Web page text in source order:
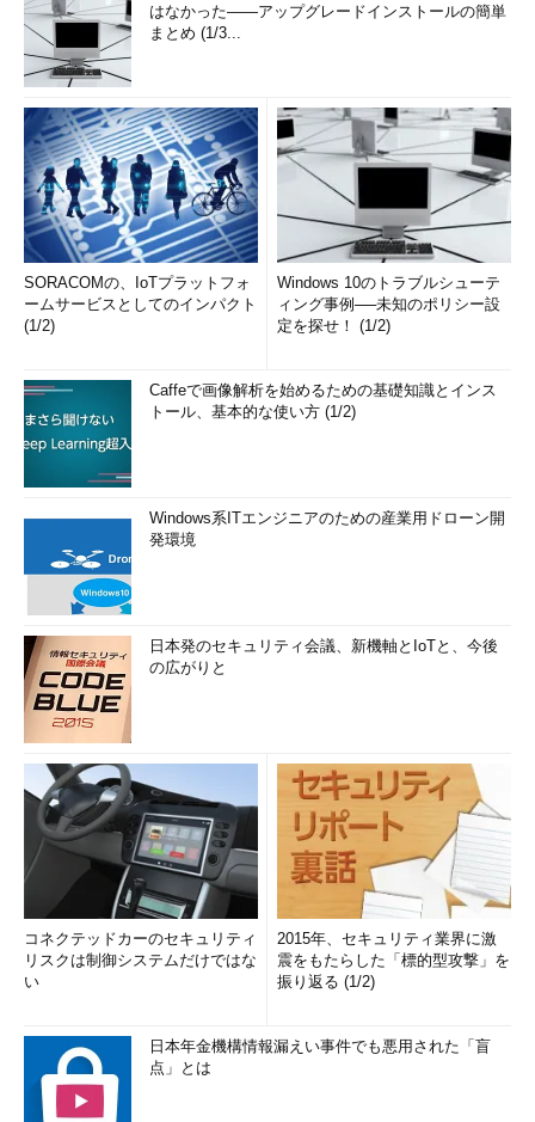
はなかった――アップグレードインストールの簡単
まとめ (1/3...
SORACOMの、IoTプラットフォ
ームサービスとしてのインパクト
(1/2)
Windows 10のトラブルシューテ
ィング事例──未知のポリシー設
定を探せ！ (1/2)
Caffeで画像解析を始めるための基礎知識とインス
トール、基本的な使い方 (1/2)
Windows系ITエンジニアのための産業用ドローン開
発環境
日本発のセキュリティ会議、新機軸とIoTと、今後
の広がりと
コネクテッドカーのセキュリティ
リスクは制御システムだけではな
い
2015年、セキュリティ業界に激
震をもたらした「標的型攻撃」を
振り返る (1/2)
日本年金機構情報漏えい事件でも悪用された「盲
点」とは